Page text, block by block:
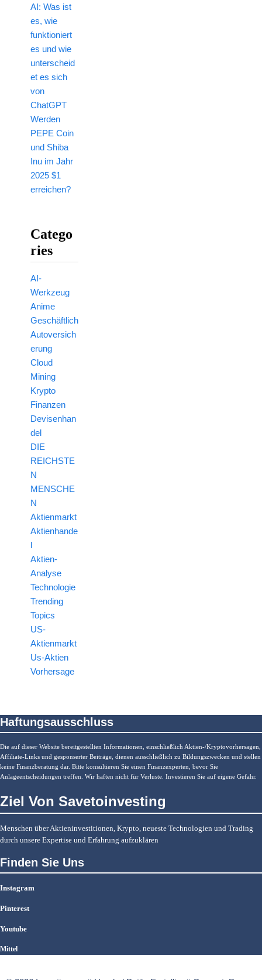
AI: Was ist
es, wie
funktioniert
es und wie
unterscheid
et es sich
von
ChatGPT
Werden
PEPE Coin
und Shiba
Inu im Jahr
2025 $1
erreichen?
Catego
Ries
AI-
Werkzeug
Anime
Geschäftlich
Autoversich
erung
Cloud
Mining
Krypto
Finanzen
Devisenhan
del
DIE
REICHSTE
N
MENSCHE
N
Aktienmarkt
Aktienhande
l
Aktien-
Analyse
Technologie
Trending
Topics
US-
Aktienmarkt
Us-Aktien
Vorhersage
Haftungsausschluss
Die auf dieser Website bereitgestellten Informationen, einschließlich Aktien-/Kryptovorhersagen,
Affiliate-Links und gesponserter Beiträge, dienen ausschließlich zu Bildungszwecken und stellen
keine Finanzberatung dar. Bitte konsultieren Sie einen Finanzexperten, bevor Sie
Anlageentscheidungen treffen. Wir haften nicht für Verluste. Investieren Sie auf eigene Gefahr.
Ziel Von Savetoinvesting
Menschen über Aktieninvestitionen, Krypto, neueste Technologien und Trading
durch unsere Expertise und Erfahrung aufzuklären
Finden Sie Uns
Instagram
Pinterest
Youtube
Mittel